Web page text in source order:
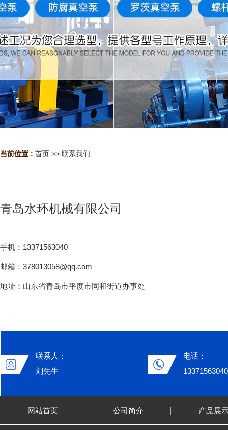
当前位置 : 首页 >> 联系我们
青岛水环机械有限公司
手机：13371563040
邮箱：378013058@qq.com
地址：山东省青岛市平度市同和街道办事处
联系人：
刘先生
电话：
13371563040
网站首页 公司简介 产品展